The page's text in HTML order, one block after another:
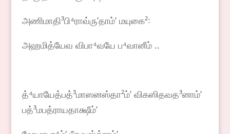
அணிமாதி³பி⁴ராவ்ருʼதாம்ʼ மயுகை²꞉
அஹமித்யேவ விபா⁴வயே ப⁴வானீம் ..
த்⁴யாயேத்பத்³மாஸனஸ்தா²ம்ʼ விகஸிதவத³னாம்ʼ
பத்³மபத்ராயதாக்ஷீம்ʼ